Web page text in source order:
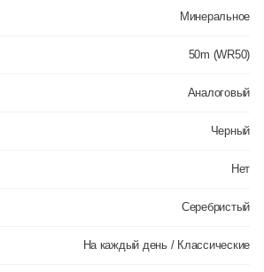
Минеральное
50m (WR50)
Аналоговый
Черный
Нет
Серебристый
На каждый день / Классические